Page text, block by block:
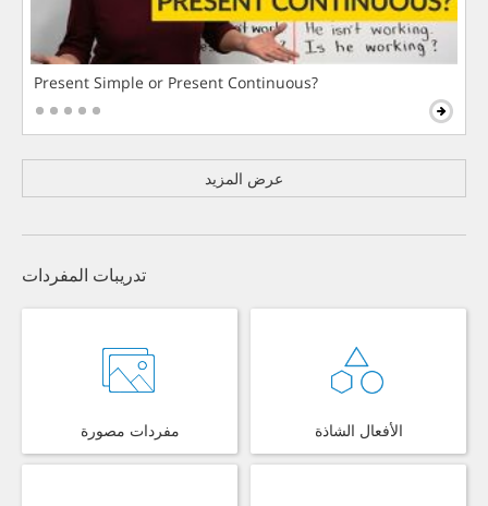
Present Simple or Present Continuous?
عرض المزيد
تدريبات المفردات
مفردات مصورة الأفعال الشاذة